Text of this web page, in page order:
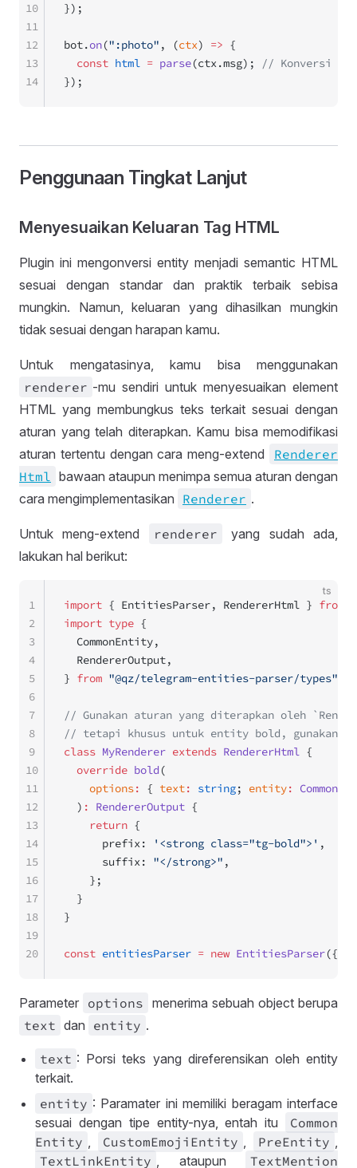
});
bot.on(":photo" , (ctx) => {
  const
html = parse(ctx.msg);
// Konversi
});
10
11
12
13
14
Penggunaan Tingkat Lanjut
Menyesuaikan Keluaran Tag HTML
Plugin ini mengonversi entity menjadi semantic HTML
sesuai dengan standar dan praktik terbaik sebisa
mungkin. Namun, keluaran yang dihasilkan mungkin
tidak sesuai dengan harapan kamu.
Untuk mengatasinya, kamu bisa menggunakan
renderer -mu sendiri untuk menyesuaikan element
HTML yang membungkus teks terkait sesuai dengan
aturan yang telah diterapkan. Kamu bisa memodifikasi
aturan tertentu dengan cara meng-extend
Renderer
Html bawaan ataupun menimpa semua aturan dengan
cara mengimplementasikan Renderer .
Untuk meng-extend renderer
yang sudah ada,
lakukan hal berikut:
ts
import { EntitiesParser, RendererHtml } from
import type {
  CommonEntity,
  RendererOutput,
} from "@qz/telegram-entities-parser/types"
// Gunakan aturan yang diterapkan oleh
// tetapi khusus untuk entity bold, gunakan
class MyRenderer extends RendererHtml {
  override
bold (
    options
: { text: string; entity:
  )
: RendererOutput {
    return
{
      prefix:
'<strong class="tg-bold">' ,
      suffix:
"</strong>" ,
    };
  }
}
const entitiesParser = new EntitiesParser({
1
2
3
4
5
6
7
8
9
10
11
12
13
14
15
16
17
18
19
20
Parameter options menerima sebuah object berupa
text dan entity .
text : Porsi teks yang direferensikan oleh entity
terkait.
entity : Paramater ini memiliki beragam interface
sesuai dengan tipe entity-nya, entah itu
Common
Entity , CustomEmoji Entity , PreEntity ,
TextLinkEntity , ataupun TextMention